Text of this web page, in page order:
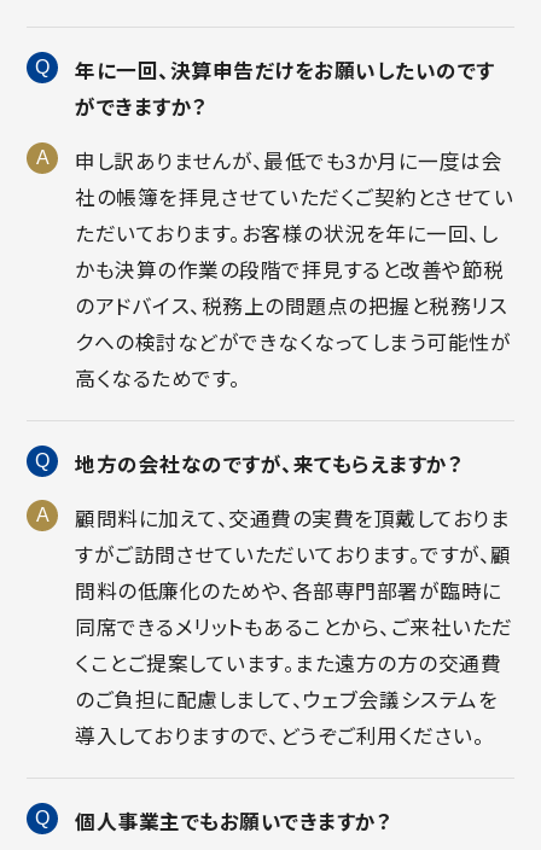
年に一回、決算申告だけをお願いしたいのです
ができますか？
申し訳ありませんが、最低でも3か月に一度は会
社の帳簿を拝見させていただくご契約とさせてい
ただいております。お客様の状況を年に一回、し
かも決算の作業の段階で拝見すると改善や節税
のアドバイス、税務上の問題点の把握と税務リス
クへの検討などができなくなってしまう可能性が
高くなるためです。
地方の会社なのですが、来てもらえますか？
顧問料に加えて、交通費の実費を頂戴しておりま
すがご訪問させていただいております。ですが、顧
問料の低廉化のためや、各部専門部署が臨時に
同席できるメリットもあることから、ご来社いただ
くことご提案しています。また遠方の方の交通費
のご負担に配慮しまして、ウェブ会議システムを
導入しておりますので、どうぞご利用ください。
個人事業主でもお願いできますか？